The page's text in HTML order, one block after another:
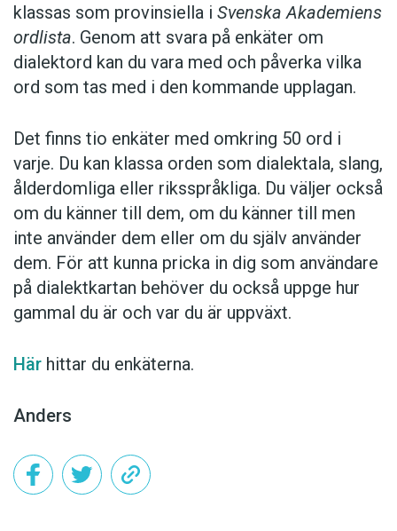
klassas som provinsiella i Svenska Akademiens
ordlista. Genom att svara på enkäter om
dialektord kan du vara med och påverka vilka
ord som tas med i den kommande upplagan.
Det finns tio enkäter med omkring 50 ord i
varje. Du kan klassa orden som dialektala, slang,
ålderdomliga eller riksspråkliga. Du väljer också
om du känner till dem, om du känner till men
inte använder dem eller om du själv använder
dem. För att kunna pricka in dig som användare
på dialektkartan behöver du också uppge hur
gammal du är och var du är uppväxt.
Här hittar du enkäterna.
Anders